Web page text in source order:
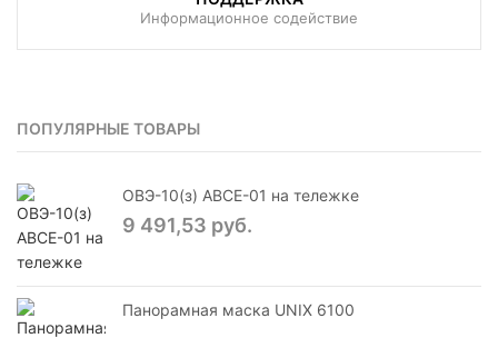
Информационное содействие
ПОПУЛЯРНЫЕ ТОВАРЫ
ОВЭ-10(з) АВCЕ-01 на тележке
9 491,53 руб.
Панорамная маска UNIX 6100